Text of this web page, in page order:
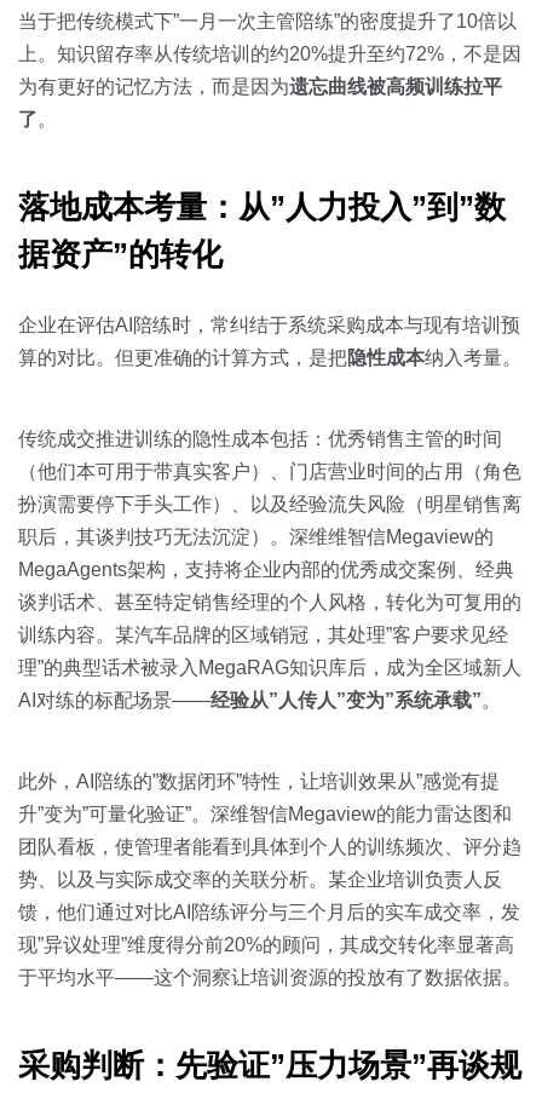
当于把传统模式下”一月一次主管陪练”的密度提升了10倍以
上。知识留存率从传统培训的约20%提升至约72%，不是因
为有更好的记忆方法，而是因为遗忘曲线被高频训练拉平
了。
落地成本考量：从”人力投入”到”数
据资产”的转化
企业在评估AI陪练时，常纠结于系统采购成本与现有培训预
算的对比。但更准确的计算方式，是把隐性成本纳入考量。
传统成交推进训练的隐性成本包括：优秀销售主管的时间
（他们本可用于带真实客户）、门店营业时间的占用（角色
扮演需要停下手头工作）、以及经验流失风险（明星销售离
职后，其谈判技巧无法沉淀）。深维维智信Megaview的
MegaAgents架构，支持将企业内部的优秀成交案例、经典
谈判话术、甚至特定销售经理的个人风格，转化为可复用的
训练内容。某汽车品牌的区域销冠，其处理”客户要求见经
理”的典型话术被录入MegaRAG知识库后，成为全区域新人
AI对练的标配场景——经验从”人传人”变为”系统承载”。
此外，AI陪练的”数据闭环”特性，让培训效果从”感觉有提
升”变为”可量化验证”。深维智信Megaview的能力雷达图和
团队看板，使管理者能看到具体到个人的训练频次、评分趋
势、以及与实际成交率的关联分析。某企业培训负责人反
馈，他们通过对比AI陪练评分与三个月后的实车成交率，发
现”异议处理”维度得分前20%的顾问，其成交转化率显著高
于平均水平——这个洞察让培训资源的投放有了数据依据。
采购判断：先验证”压力场景”再谈规